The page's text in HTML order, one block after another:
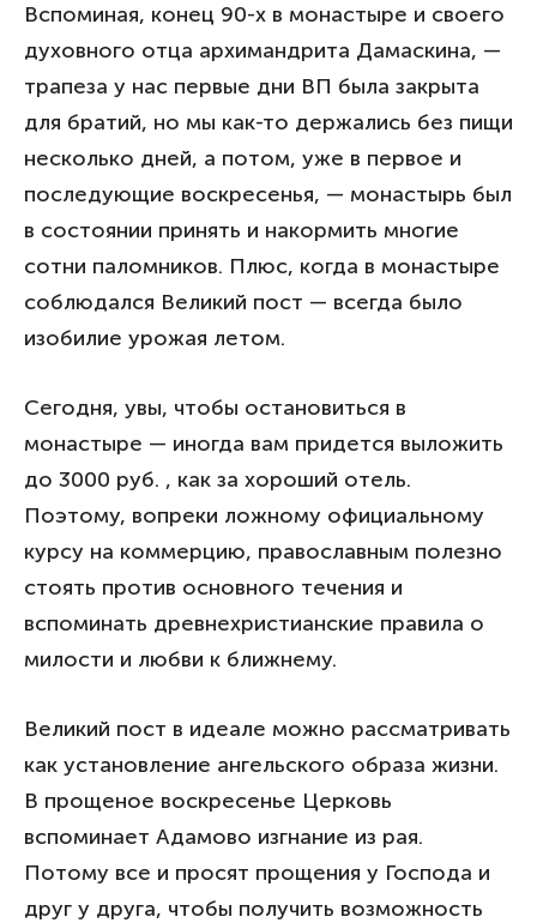
Вспоминая, конец 90-х в монастыре и своего
духовного отца архимандрита Дамаскина, —
трапеза у нас первые дни ВП была закрыта
для братий, но мы как-то держались без пищи
несколько дней, а потом, уже в первое и
последующие воскресенья, — монастырь был
в состоянии принять и накормить многие
сотни паломников. Плюс, когда в монастыре
соблюдался Великий пост — всегда было
изобилие урожая летом.
Сегодня, увы, чтобы остановиться в
монастыре — иногда вам придется выложить
до 3000 руб. , как за хороший отель.
Поэтому, вопреки ложному официальному
курсу на коммерцию, православным полезно
стоять против основного течения и
вспоминать древнехристианские правила о
милости и любви к ближнему.
Великий пост в идеале можно рассматривать
как установление ангельского образа жизни.
В прощеное воскресенье Церковь
вспоминает Адамово изгнание из рая.
Потому все и просят прощения у Господа и
друг у друга, чтобы получить возможность